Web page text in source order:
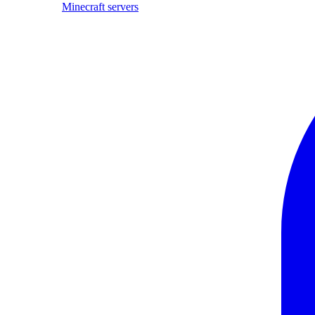
Minecraft servers